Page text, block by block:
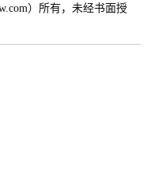
）所有，未经书面授